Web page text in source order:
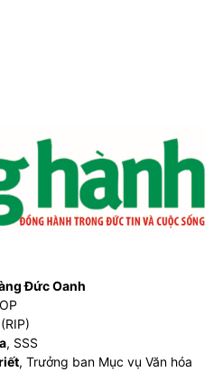
Đức Oanh
, SSS
, Trưởng ban Mục vụ Văn hóa